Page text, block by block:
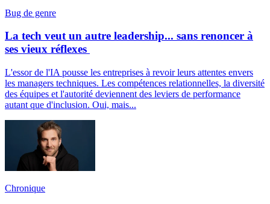
Bug de genre
La tech veut un autre leadership... sans renoncer à
ses vieux réflexes
L'essor de l'IA pousse les entreprises à revoir leurs attentes envers
les managers techniques. Les compétences relationnelles, la diversité
des équipes et l'autorité deviennent des leviers de performance
autant que d'inclusion. Oui, mais...
Chronique